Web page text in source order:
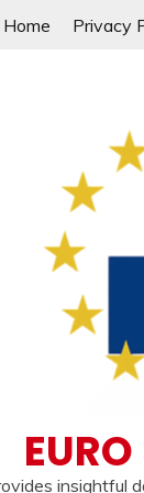
Home Privacy
insightful